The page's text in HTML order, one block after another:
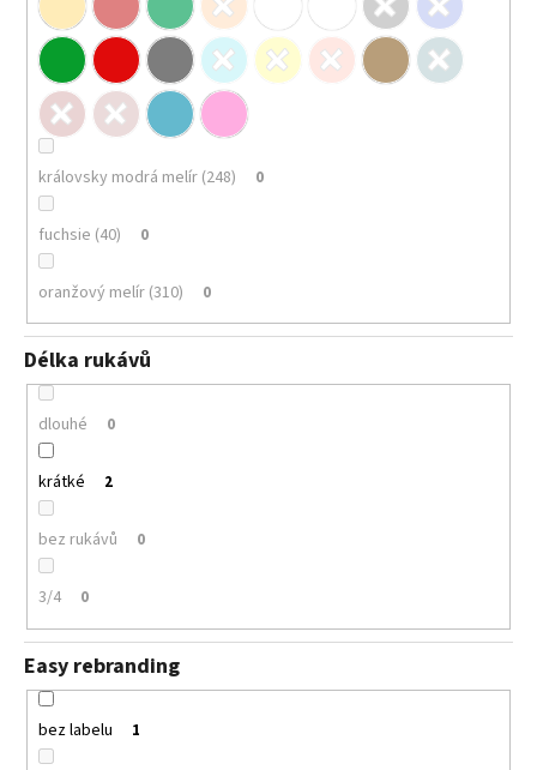
královsky modrá melír (248) 0
fuchsie (40) 0
oranžový melír (310) 0
Délka rukávů
dlouhé 0
krátké 2
bez rukávů 0
3/4 0
Easy rebranding
bez labelu 1